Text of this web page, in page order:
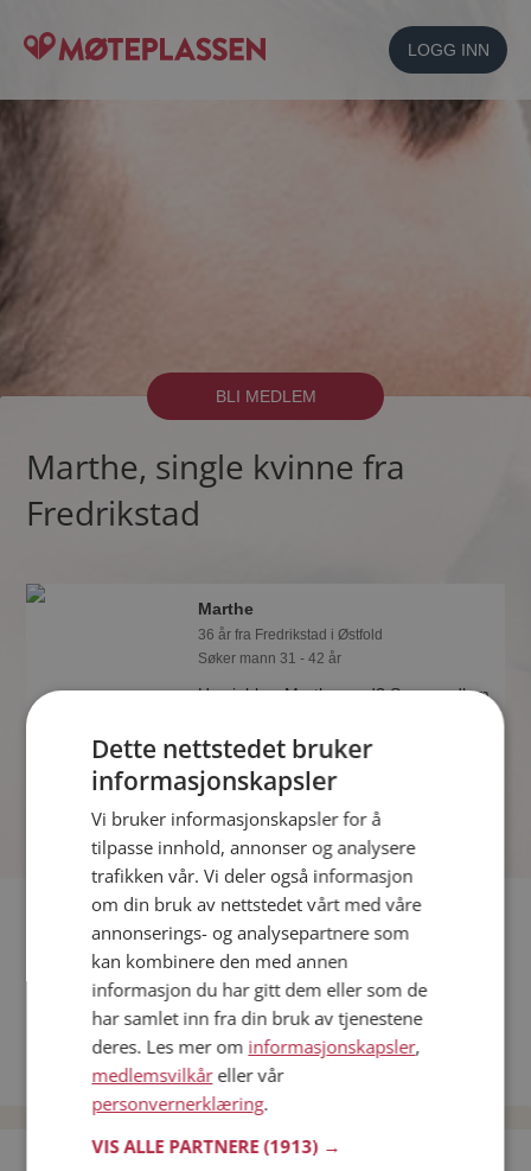
LOGG INN
BLI MEDLEM
Marthe, single kvinne fra
Fredrikstad
Marthe
36 år fra Fredrikstad i Østfold
Søker mann 31 - 42 år
Hva jobber Marthe med? Som medlem
detaljer om de single.
Fler single
Menn fra Fredrikstad
Date kvinner i Norge
Date menn i Norge
Dette nettstedet bruker
informasjonskapsler
Vi bruker informasjonskapsler for å
tilpasse innhold, annonser og analysere
trafikken vår. Vi deler også informasjon
om din bruk av nettstedet vårt med våre
annonserings- og analysepartnere som
kan kombinere den med annen
informasjon du har gitt dem eller som de
har samlet inn fra din bruk av tjenestene
deres. Les mer om informasjonskapsler,
medlemsvilkåreller vår
personvernerklæring.
VIS ALLE PARTNERE(1913) →